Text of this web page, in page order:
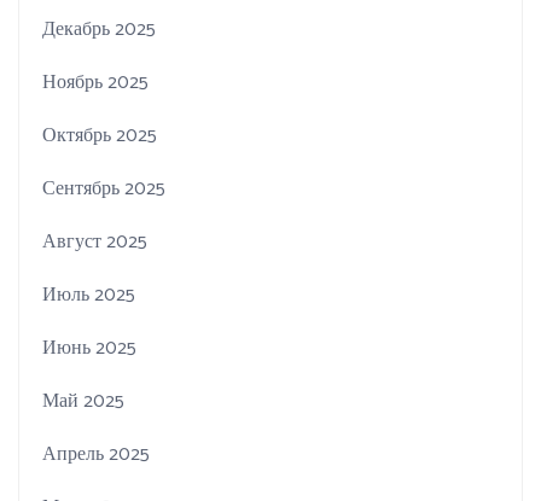
Декабрь 2025
Ноябрь 2025
Октябрь 2025
Сентябрь 2025
Август 2025
Июль 2025
Июнь 2025
Май 2025
Апрель 2025